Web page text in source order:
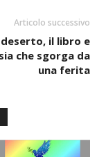
Articolo successivo
deserto, il libro e
che sgorga da
una ferita